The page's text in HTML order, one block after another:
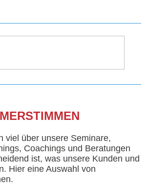
viel über unsere Seminare,
Coachings und Beratungen
ist, was unsere Kunden und
Hier eine Auswahl von